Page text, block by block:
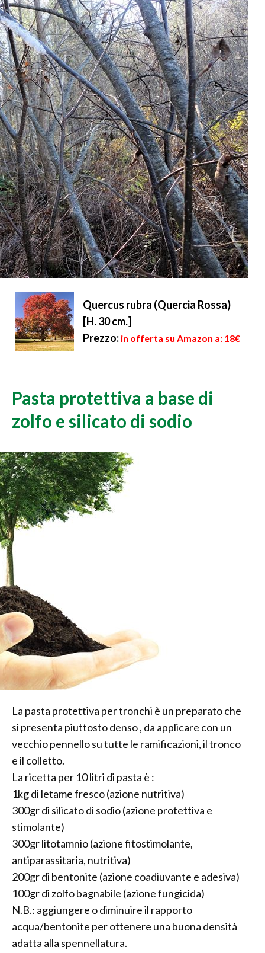
Quercus rubra (Quercia Rossa)
[H. 30 cm.]
Prezzo: in offerta su Amazon a: 18€
Pasta protettiva a base di
zolfo e silicato di sodio
La pasta protettiva per tronchi è un preparato che
si presenta piuttosto denso , da applicare con un
vecchio pennello su tutte le ramificazioni, il tronco
e il colletto.
La ricetta per 10 litri di pasta è :
1kg di letame fresco (azione nutritiva)
300gr di silicato di sodio (azione protettiva e
stimolante)
300gr litotamnio (azione fitostimolante,
antiparassitaria, nutritiva)
200gr di bentonite (azione coadiuvante e adesiva)
100gr di zolfo bagnabile (azione fungicida)
N.B.: aggiungere o diminuire il rapporto
acqua/bentonite per ottenere una buona densità
adatta alla spennellatura.